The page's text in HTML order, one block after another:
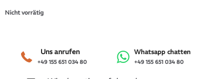
Nicht vorrätig
+49 155 651 034 80
Uns anrufen
+49 155 651 034 80
Whatsapp chatten